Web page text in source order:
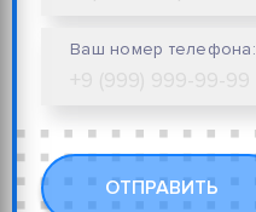
Ваш номер телефона:
ОТПРАВИТЬ